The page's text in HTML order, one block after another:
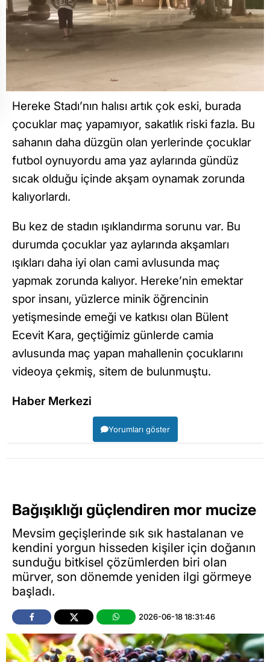
Hereke Stadı’nın halısı artık çok eski, burada
çocuklar maç yapamıyor, sakatlık riski fazla. Bu
sahanın daha düzgün olan yerlerinde çocuklar
futbol oynuyordu ama yaz aylarında gündüz
sıcak olduğu içinde akşam oynamak zorunda
kalıyorlardı.
Bu kez de stadın ışıklandırma sorunu var. Bu
durumda çocuklar yaz aylarında akşamları
ışıkları daha iyi olan cami avlusunda maç
yapmak zorunda kalıyor. Hereke’nin emektar
spor insanı, yüzlerce minik öğrencinin
yetişmesinde emeği ve katkısı olan Bülent
Ecevit Kara, geçtiğimiz günlerde camia
avlusunda maç yapan mahallenin çocuklarını
videoya çekmiş, sitem de bulunmuştu.
Haber Merkezi
Yorumları göster
Bağışıklığı güçlendiren mor mucize
Mevsim geçişlerinde sık sık hastalanan ve
kendini yorgun hisseden kişiler için doğanın
sunduğu bitkisel çözümlerden biri olan
mürver, son dönemde yeniden ilgi görmeye
başladı.
2026-06-18 18:31:46